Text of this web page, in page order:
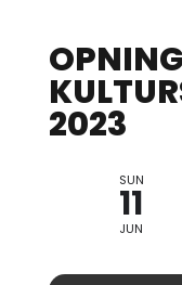
OPNING
2023
SUN
11
JUN